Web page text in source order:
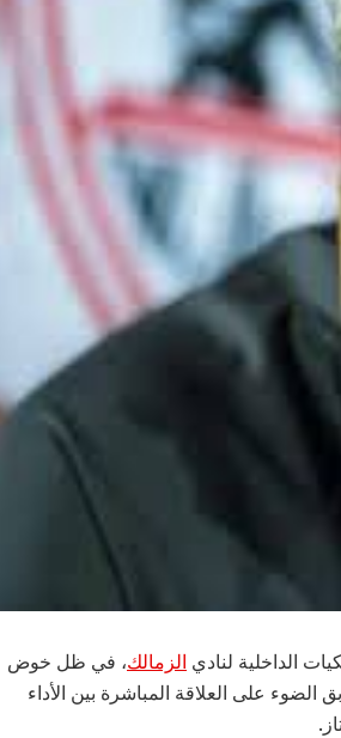
الداخلية لنادي الزمالك، في ظل خوض
مدافع الأهلي السابق الضوء على العلاقة المباشرة بين الأداء